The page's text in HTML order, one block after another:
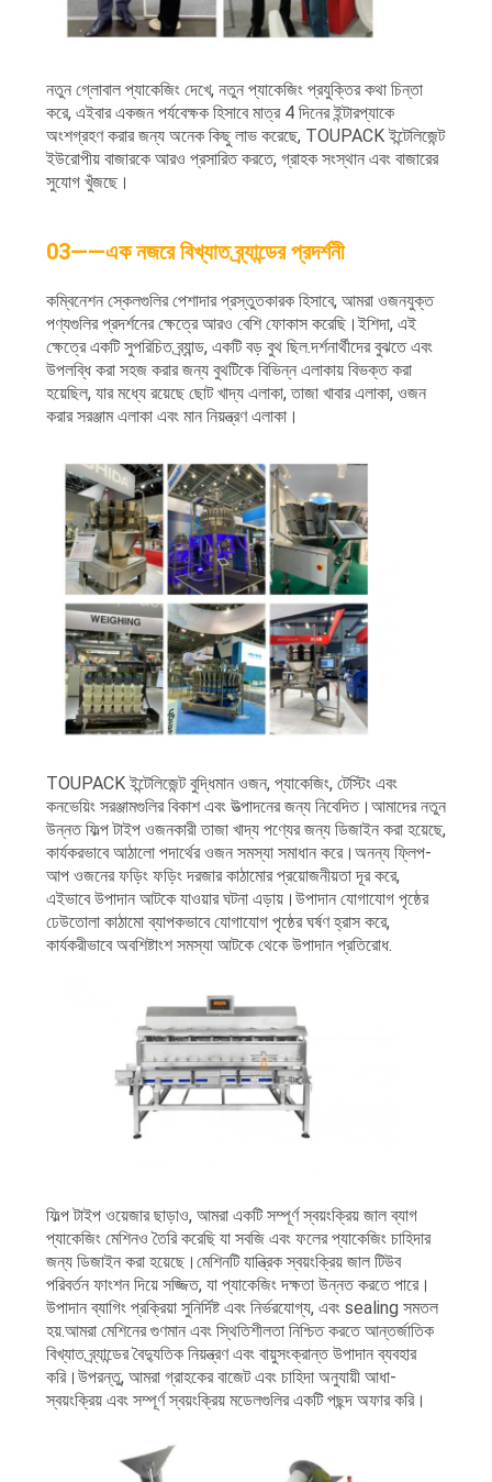
নতুন গ্লোবাল প্যাকেজিং দেখে, নতুন প্যাকেজিং প্রযুক্তির কথা চিন্তা
করে, এইবার একজন পর্যবেক্ষক হিসাবে মাত্র 4 দিনের ইন্টারপ্যাকে
অংশগ্রহণ করার জন্য অনেক কিছু লাভ করেছে, TOUPACK ইন্টেলিজেন্ট
ইউরোপীয় বাজারকে আরও প্রসারিত করতে, গ্রাহক সংস্থান এবং বাজারের
সুযোগ খুঁজছে।
03——এক নজরে বিখ্যাত ব্র্যান্ডের প্রদর্শনী
কম্বিনেশন স্কেলগুলির পেশাদার প্রস্তুতকারক হিসাবে, আমরা ওজনযুক্ত
পণ্যগুলির প্রদর্শনের ক্ষেত্রে আরও বেশি ফোকাস করেছি।ইশিদা, এই
ক্ষেত্রে একটি সুপরিচিত ব্র্যান্ড, একটি বড় বুথ ছিল.দর্শনার্থীদের বুঝতে এবং
উপলব্ধি করা সহজ করার জন্য বুথটিকে বিভিন্ন এলাকায় বিভক্ত করা
হয়েছিল, যার মধ্যে রয়েছে ছোট খাদ্য এলাকা, তাজা খাবার এলাকা, ওজন
করার সরঞ্জাম এলাকা এবং মান নিয়ন্ত্রণ এলাকা।
TOUPACK ইন্টেলিজেন্ট বুদ্ধিমান ওজন, প্যাকেজিং, টেস্টিং এবং
কনভেয়িং সরঞ্জামগুলির বিকাশ এবং উত্পাদনের জন্য নিবেদিত।আমাদের নতুন
উন্নত ফিল্প টাইপ ওজনকারী তাজা খাদ্য পণ্যের জন্য ডিজাইন করা হয়েছে,
কার্যকরভাবে আঠালো পদার্থের ওজন সমস্যা সমাধান করে।অনন্য ফ্লিপ-
আপ ওজনের ফড়িং ফড়িং দরজার কাঠামোর প্রয়োজনীয়তা দূর করে,
এইভাবে উপাদান আটকে যাওয়ার ঘটনা এড়ায়।উপাদান যোগাযোগ পৃষ্ঠের
ঢেউতোলা কাঠামো ব্যাপকভাবে যোগাযোগ পৃষ্ঠের ঘর্ষণ হ্রাস করে,
কার্যকরীভাবে অবশিষ্টাংশ সমস্যা আটকে থেকে উপাদান প্রতিরোধ.
ফিল্প টাইপ ওয়েজার ছাড়াও, আমরা একটি সম্পূর্ণ স্বয়ংক্রিয় জাল ব্যাগ
প্যাকেজিং মেশিনও তৈরি করেছি যা সবজি এবং ফলের প্যাকেজিং চাহিদার
জন্য ডিজাইন করা হয়েছে।মেশিনটি যান্ত্রিক স্বয়ংক্রিয় জাল টিউব
পরিবর্তন ফাংশন দিয়ে সজ্জিত, যা প্যাকেজিং দক্ষতা উন্নত করতে পারে।
উপাদান ব্যাগিং প্রক্রিয়া সুনির্দিষ্ট এবং নির্ভরযোগ্য, এবং sealing সমতল
হয়.আমরা মেশিনের গুণমান এবং স্থিতিশীলতা নিশ্চিত করতে আন্তর্জাতিক
বিখ্যাত ব্র্যান্ডের বৈদ্যুতিক নিয়ন্ত্রণ এবং বায়ুসংক্রান্ত উপাদান ব্যবহার
করি।উপরন্তু, আমরা গ্রাহকের বাজেট এবং চাহিদা অনুযায়ী আধা-
স্বয়ংক্রিয় এবং সম্পূর্ণ স্বয়ংক্রিয় মডেলগুলির একটি পছন্দ অফার করি।